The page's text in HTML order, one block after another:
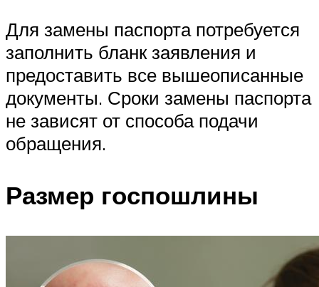
Для замены паспорта потребуется
заполнить бланк заявления и
предоставить все вышеописанные
документы. Сроки замены паспорта
не зависят от способа подачи
обращения.
Размер госпошлины